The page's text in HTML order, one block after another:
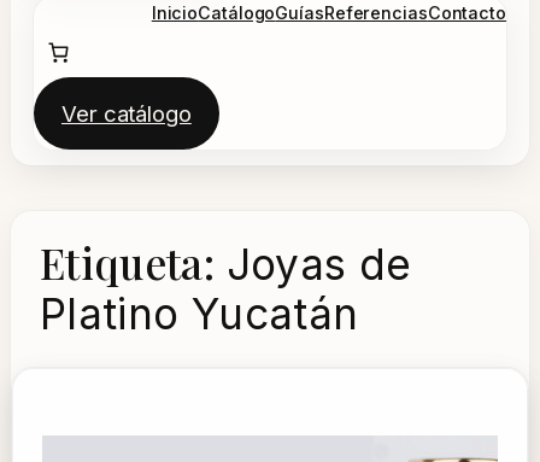
InicioCatálogoGuíasReferenciasContacto
Ver catálogo
Etiqueta: Joyas de
Platino Yucatán